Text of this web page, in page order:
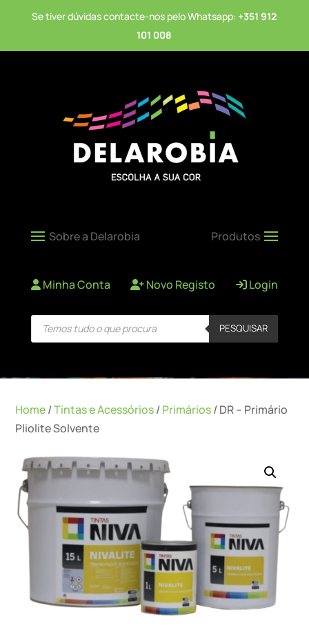
Se tiver dúvidas contacte-nos pelo Whatsapp: +351 912
101 008
Minha Conta Novo Registo Login
Products
search PESQUISAR
Home/Tintas e Acessórios/Primários/ DR – Primário
Pliolite Solvente